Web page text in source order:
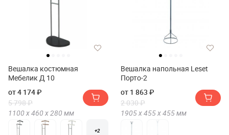
Вешалка костюмная
Мебелик Д 10
от 4 174 ₽
5 798 ₽
1100 х460 х280 мм
+2
Вешалка напольная Leset
Порто-2
от 1 863 ₽
2 030 ₽
1905 х455 х455мм